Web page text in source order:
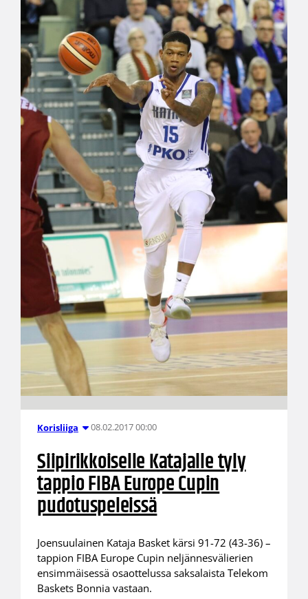
Korisliiga 08.02.2017 00:00
Siipirikkoiselle Katajalle tyly
tappio FIBA Europe Cupin
pudotuspeleissä
Joensuulainen Kataja Basket kärsi 91-72 (43-36) –
tappion FIBA Europe Cupin neljännesvälierien
ensimmäisessä osaottelussa saksalaista Telekom
Baskets Bonnia vastaan.